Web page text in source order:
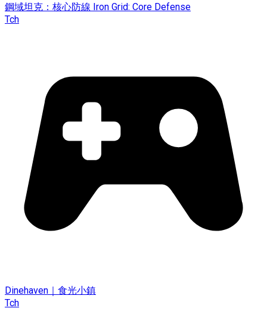
鋼域坦克：核心防線 Iron Grid: Core Defense
Tch
Dinehaven｜食光小鎮
Tch